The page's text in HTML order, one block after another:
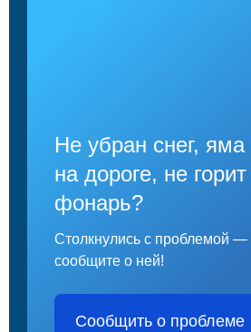
Не убран снег, яма
на дороге, не горит
фонарь?
Столкнулись с проблемой —
сообщите о ней!
Сообщить о проблеме